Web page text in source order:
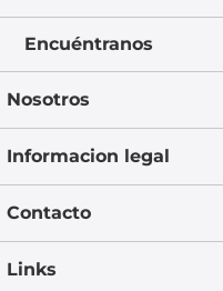
Encuéntranos
Nosotros
Informacion legal
Contacto
Links